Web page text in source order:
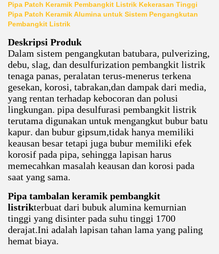
Pipa Patch Keramik Pembangkit Listrik Kekerasan Tinggi
Pipa Patch Keramik Alumina untuk Sistem Pengangkutan
Pembangkit Listrik
Deskripsi Produk
Dalam sistem pengangkutan batubara, pulverizing,
debu, slag, dan desulfurization pembangkit listrik
tenaga panas, peralatan terus-menerus terkena
gesekan, korosi, tabrakan,dan dampak dari media,
yang rentan terhadap kebocoran dan polusi
lingkungan. pipa desulfurasi pembangkit listrik
terutama digunakan untuk mengangkut bubur batu
kapur. dan bubur gipsum,tidak hanya memiliki
keausan besar tetapi juga bubur memiliki efek
korosif pada pipa, sehingga lapisan harus
memecahkan masalah keausan dan korosi pada
saat yang sama.
Pipa tambalan keramik pembangkit
listrikterbuat dari bubuk alumina kemurnian
tinggi yang disinter pada suhu tinggi 1700
derajat.Ini adalah lapisan tahan lama yang paling
hemat biaya.